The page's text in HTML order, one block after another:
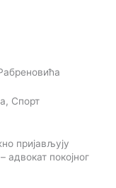
, Спорт
пријављују
адвокат покојног